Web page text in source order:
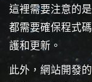
這裡需要注意的
都需要確保程式
護和更新。
此外，網站開發